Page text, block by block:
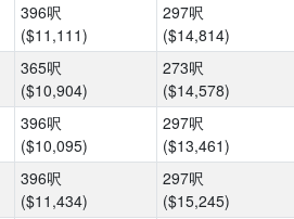
396呎
($11,111)
297呎
($14,814)
365呎
($10,904)
273呎
($14,578)
396呎
($10,095)
297呎
($13,461)
396呎
($11,434)
297呎
($15,245)